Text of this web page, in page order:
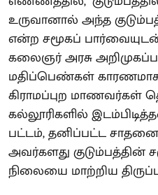
உருவானால் அந்த
என்ற சமூகப்
கலைஞர் அரசு
மதிப்பெண்கள்
கிராமப்புற மாணவர்கள்
கல்லூரிகளில்
பட்டம், தனிப்பட்ட
அவர்களது குடும்பத்தின்
நிலையை மாற்றிய